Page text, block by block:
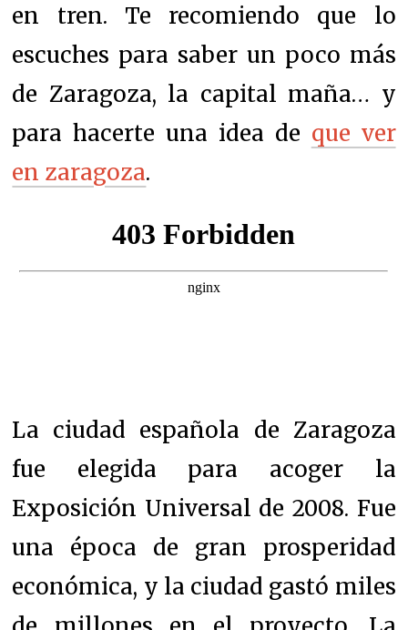
en tren. Te recomiendo que lo
escuches para saber un poco más
de Zaragoza, la capital maña… y
para hacerte una idea de que ver
en zaragoza.
La ciudad española de Zaragoza
fue elegida para acoger la
Exposición Universal de 2008. Fue
una época de gran prosperidad
económica, y la ciudad gastó miles